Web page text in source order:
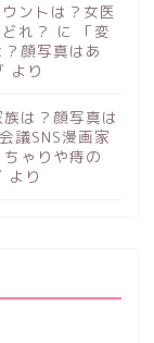
ントは？女医
れ？ に
「変
顔写真はあ
より
は？顔写真は
議SNS漫画家
ゃりや痔の
より